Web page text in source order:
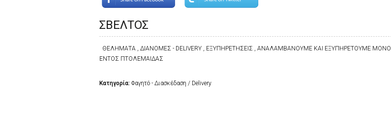
ΣΒΕΛΤΟΣ
ΘΕΛΗΜΑΤΑ , ΔΙΑΝΟΜΕΣ - DELIVERY , ΕΞΥΠΗΡΕΤΗΣΕΙΣ , ΑΝΑΛΑΜΒΑΝΟΥΜΕ ΚΑΙ ΕΞΥΠΗΡΕΤΟΥΜΕ ΜΟΝΟ
ΕΝΤΟΣ ΠΤΟΛΕΜΑΙΔΑΣ
Κατηγορία: Φαγητό - Διασκέδαση / Delivery